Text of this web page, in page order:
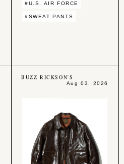
#U.S. AIR FORCE
#SWEAT PANTS
BUZZ RICKSON'S
Aug 03, 2026